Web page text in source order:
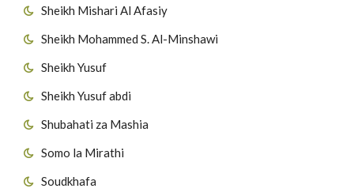
Sheikh Mishari Al Afasiy
Sheikh Mohammed S. Al-Minshawi
Sheikh Yusuf
Sheikh Yusuf abdi
Shubahati za Mashia
Somo la Mirathi
Soudkhafa